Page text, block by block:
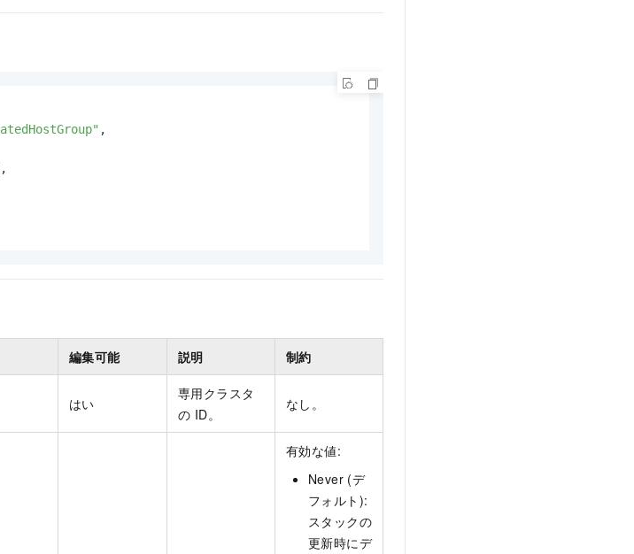
,
,
編集可能 説明 制約
はい
専用クラスタ
の ID。
なし。
有効な値:
Never (デ
フォルト):
スタックの
更新時にデ